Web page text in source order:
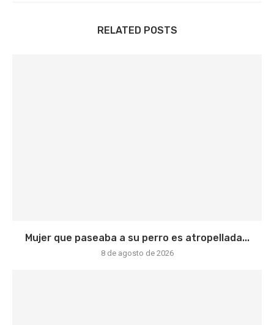
RELATED POSTS
Mujer que paseaba a su perro es atropellada...
8 de agosto de 2026